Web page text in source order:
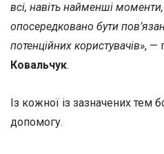
всі, навіть найменші
опосередковано бути
потенційних користувачів», —
Ковальчук.
Із кожної із зазначених тем
допомогу.